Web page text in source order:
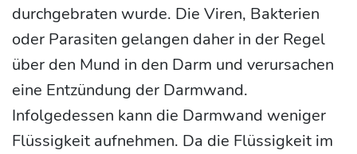
durchgebraten wurde. Die Viren, Bakterien
oder Parasiten gelangen daher in der Regel
über den Mund in den Darm und verursachen
eine Entzündung der Darmwand.
Infolgedessen kann die Darmwand weniger
Flüssigkeit aufnehmen. Da die Flüssigkeit im